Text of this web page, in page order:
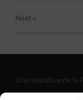
Next »
Une initiative de la